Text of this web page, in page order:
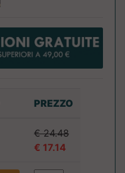
PREZZO
€ 24.48
€ 17.14